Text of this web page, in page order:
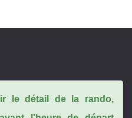
le détail de la rando,